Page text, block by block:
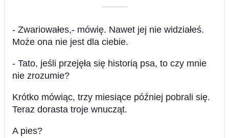
––––––––––
- Zwariowałes,- mówię. Nawet jej nie widziałeś.
Może ona nie jest dla ciebie.
- Tato, jeśli przejęła się historią psa, to czy mnie
nie zrozumie?
Krótko mówiąc, trzy miesiące później pobrali się.
Teraz dorasta troje wnucząt.
A pies?